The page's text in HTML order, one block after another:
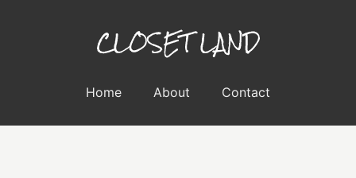
Home About Contact